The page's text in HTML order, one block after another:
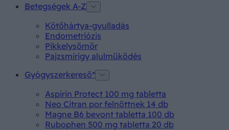
Betegségek A-Z
Kötőhártya-gyulladás
Endometriózis
Pikkelysömör
Pajzsmirigy alulműködés
Gyógyszerkereső*
Aspirin Protect 100 mg tabletta
Neo Citran por felnőttnek 14 db
Magne B6 bevont tabletta 100 db
Rubophen 500 mg tabletta 20 db